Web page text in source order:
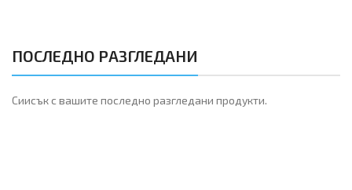
ПОСЛЕДНО РАЗГЛЕДАНИ
Сиисък с вашите последно разгледани продукти.